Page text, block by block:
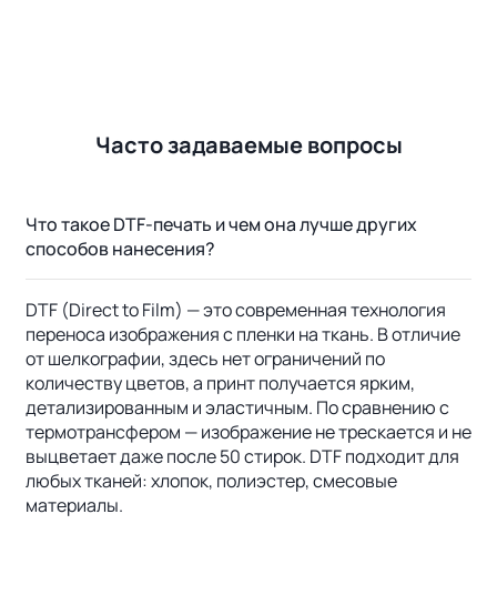
Часто задаваемые вопросы
Что такое DTF-печать и чем она лучше других
способов нанесения?
DTF (Direct to Film) — это современная технология
переноса изображения с пленки на ткань. В отличие
от шелкографии, здесь нет ограничений по
количеству цветов, а принт получается ярким,
детализированным и эластичным. По сравнению с
термотрансфером — изображение не трескается и не
выцветает даже после 50 стирок. DTF подходит для
любых тканей: хлопок, полиэстер, смесовые
материалы.